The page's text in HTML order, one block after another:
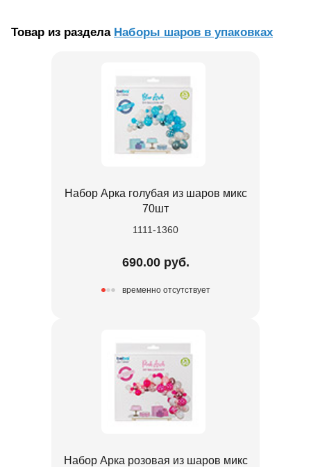
Товар из раздела Наборы шаров в упаковках
Набор Арка голубая из шаров микс
70шт
1111-1360
690.00 руб.
временно отсутствует
Набор Арка розовая из шаров микс